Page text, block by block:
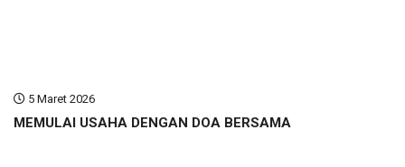
5 Maret 2026
MEMULAI USAHA DENGAN DOA BERSAMA